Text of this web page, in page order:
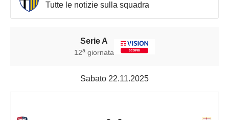
Tutte le notizie sulla squadra
Serie A
12agiornata
Sabato 22.11.2025